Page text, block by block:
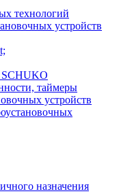
технологий
устройств
SCHUKO
таймеры
устройств
назначения